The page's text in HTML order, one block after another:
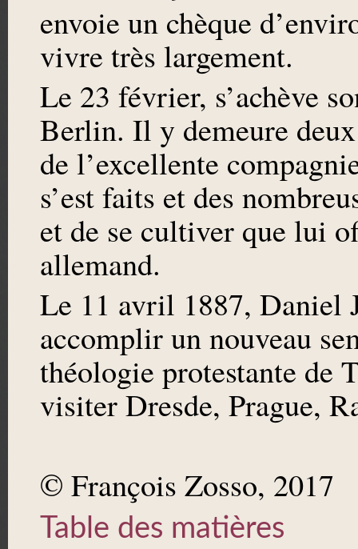
envoie un chèque
vivre très largement.
Le 23 février, s’achève
Berlin. Il y demeure
de l’excellente
s’est faits et des
et de se cultiver que lui
allemand.
Le 11 avril 1887, Daniel
accomplir un nouveau
théologie protestante de
visiter Dresde, Prague,
© François Zosso, 2017
Table des matières